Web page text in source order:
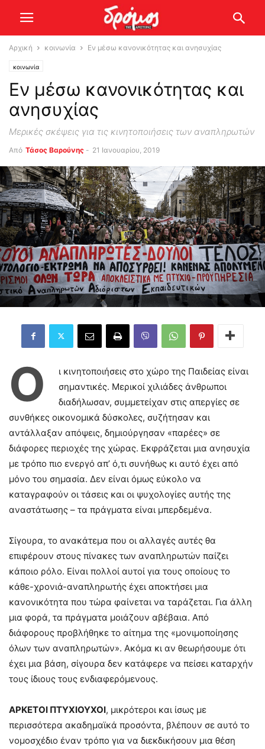
Αρχική κοινωνία Εν μέσω κανονικότητας και ανησυχίας
κοινωνία
Εν μέσω κανονικότητας και
ανησυχίας
Μερικές σκέψεις για τις κινητοποιήσεις των αναπληρωτών
Από Τάσος Βαρούνης - 21 Ιανουαρίου, 2019
Ο
ι κινητοποιήσεις στο χώρο της Παιδείας είναι
σημαντικές. Μερικοί χιλιάδες άνθρωποι
διαδήλωσαν, συμμετείχαν στις απεργίες σε
συνθήκες οικονομικά δύσκολες, συζήτησαν και
αντάλλαξαν απόψεις, δημιούργησαν «παρέες» σε
διάφορες περιοχές της χώρας. Εκφράζεται μια ανησυχία
με τρόπο πιο ενεργό απ’ ό,τι συνήθως κι αυτό έχει από
μόνο του σημασία. Δεν είναι όμως εύκολο να
καταγραφούν οι τάσεις και οι ψυχολογίες αυτής της
αναστάτωσης – τα πράγματα είναι μπερδεμένα.
Σίγουρα, το ανακάτεμα που οι αλλαγές αυτές θα
επιφέρουν στους πίνακες των αναπληρωτών παίζει
κάποιο ρόλο. Είναι πολλοί αυτοί για τους οποίους το
κάθε-χρονιά-αναπληρωτής έχει αποκτήσει μια
κανονικότητα που τώρα φαίνεται να ταράζεται. Για άλλη
μια φορά, τα πράγματα μοιάζουν αβέβαια. Από
διάφορους προβλήθηκε το αίτημα της «μονιμοποίησης
όλων των αναπληρωτών». Ακόμα κι αν θεωρήσουμε ότι
έχει μια βάση, σίγουρα δεν κατάφερε να πείσει καταρχήν
τους ίδιους τους ενδιαφερόμενους.
ΑΡΚΕΤΟΙ ΠΤΥΧΙΟΥΧΟΙ, μικρότεροι και ίσως με
περισσότερα ακαδημαϊκά προσόντα, βλέπουν σε αυτό το
νομοσχέδιο έναν τρόπο για να διεκδικήσουν μια θέση